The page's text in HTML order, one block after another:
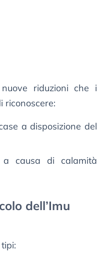
riduzioni che i
riconoscere:
a disposizione del
causa di calamità
dell’Imu